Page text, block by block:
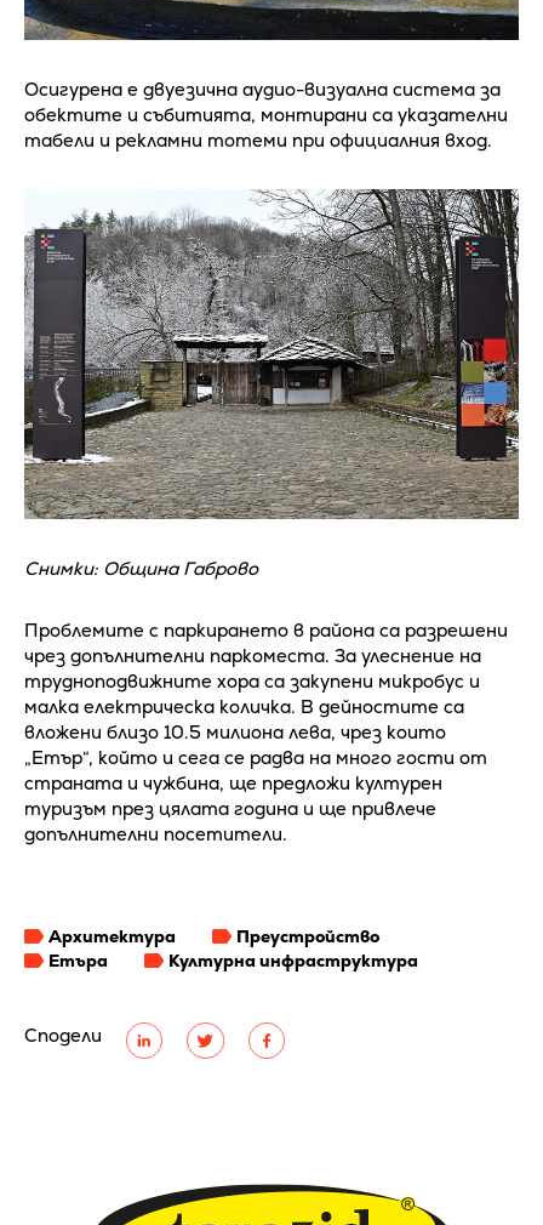
Сподели
Осигурена е двуезична аудио-визуална система за
обектите и събитията, монтирани са указателни
табели и рекламни тотеми при официалния вход.
Снимки: Община Габрово
Проблемите с паркирането в района са разрешени
чрез допълнителни паркоместа. За улеснение на
трудноподвижните хора са закупени микробус и
малка електрическа количка. В дейностите са
вложени близо 10.5 милиона лева, чрез които
„Етър“, който и сега се радва на много гости от
страната и чужбина, ще предложи културен
туризъм през цялата година и ще привлече
допълнителни посетители.
Архитектура
Преустройство
Етъра
Културна инфраструктура